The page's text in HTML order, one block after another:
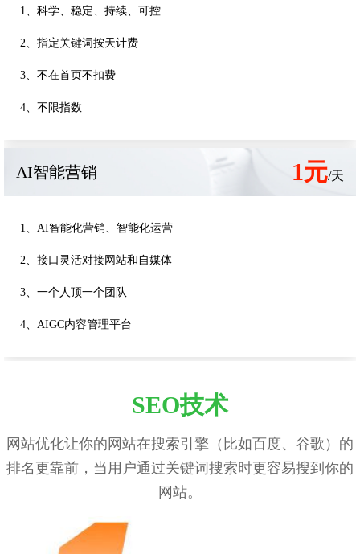
1、科学、稳定、持续、可控
2、指定关键词按天计费
3、不在首页不扣费
4、不限指数
AI智能营销 1元/天
1、AI智能化营销、智能化运营
2、接口灵活对接网站和自媒体
3、一个人顶一个团队
4、AIGC内容管理平台
SEO技术
网站优化让你的网站在搜索引擎（比如百度、谷歌）的
排名更靠前，当用户通过关键词搜索时更容易搜到你的
网站。